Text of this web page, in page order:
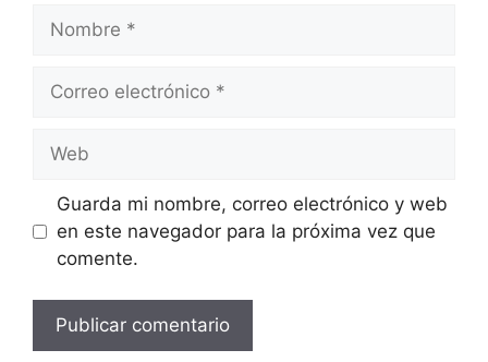
electrónico
Guarda mi nombre, correo electrónico y web
en este navegador para la próxima vez que
comente.